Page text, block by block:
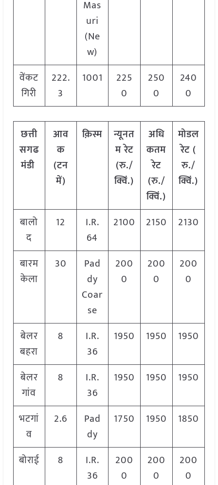
Mas
uri
(Ne
w)
वेंकट
गिरी
222.
3
1001
225
0
250
0
240
0
छत्ती
सगढ
मंडी
आव
क
(टन
में)
क़िस्म
न्यूनत
म रेट
(रु./
क्विं.)
अधि
कतम
रेट
(रु./
क्विं.)
मोडल
रेट (
रु./
क्विं.)
बालो
द
12
I.R.
64
2100 2150 2130
बारम
केला
30
Pad
dy
Coar
se
200
0
200
0
200
0
बेलर
बहरा
8
I.R.
36
1950 1950 1950
बेलर
गांव
8
I.R.
36
1950 1950 1950
भटगां
व
2.6
Pad
dy
1750 1950 1850
बोराई 8
I.R.
36
200
0
200
0
200
0